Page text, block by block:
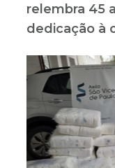
relembra 45
dedicação à